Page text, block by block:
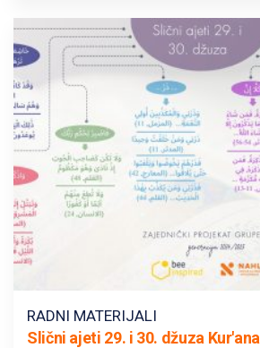
RADNI MATERIJALI
Slični ajeti 29. i 30. džuza Kur'ana